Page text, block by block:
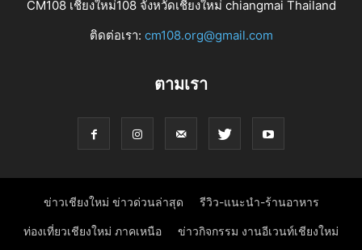
CM108 เชียงใหม่108 จังหวัดเชียงใหม่ chiangmai Thailand
ติดต่อเรา: cm108.org@gmail.com
ตามเรา
ข่าวเชียงใหม่ ข่าวด่วนล่าสุด รีวิว-แนะนำ-ร้านอาหาร
ท่องเที่ยวเชียงใหม่ ภาคเหนือ ข่าวกิจกรรม งานอีเวนท์เชียงใหม่